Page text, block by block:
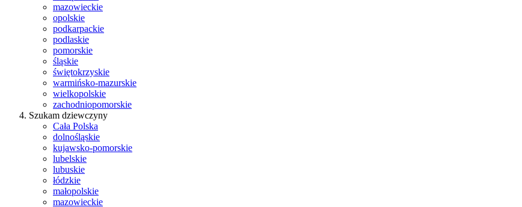
mazowieckie
opolskie
podkarpackie
podlaskie
pomorskie
śląskie
świętokrzyskie
warmińsko-mazurskie
wielkopolskie
zachodniopomorskie
Szukam dziewczyny
Cała Polska
dolnośląskie
kujawsko-pomorskie
lubelskie
lubuskie
łódzkie
małopolskie
mazowieckie